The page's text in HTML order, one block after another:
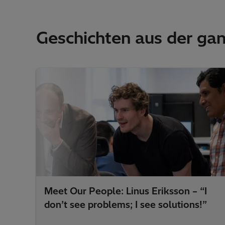
Geschichten aus der
Meet Our People: Linus Eriksson – “I
don’t see problems; I see solutions!”